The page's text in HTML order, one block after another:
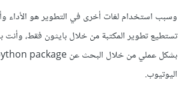
وسبب استخدام لغات أخرى في التطوير هو الأداء
تستطيع تطوير المكتبة من خلال بايثون فقط، وأنت
اليوتيوب.